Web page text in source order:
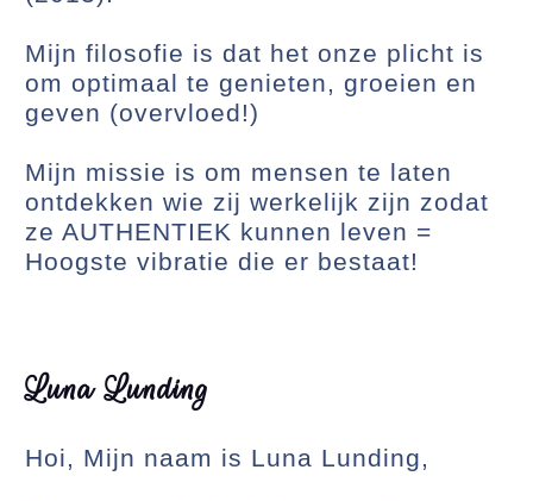
Mijn filosofie is dat het onze plicht is
om optimaal te genieten, groeien en
geven (overvloed!)
Mijn missie is om mensen te laten
ontdekken wie zij werkelijk zijn zodat
ze AUTHENTIEK kunnen leven =
Hoogste vibratie die er bestaat!
Luna Lunding
Hoi, Mijn naam is Luna Lunding,